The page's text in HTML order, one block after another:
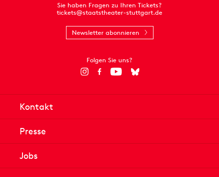
Sie haben Fragen zu Ihren Tickets?
tickets@staatstheater-stuttgart.de
Newsletter abonnieren
Folgen Sie uns?
Kontakt
Presse
Jobs